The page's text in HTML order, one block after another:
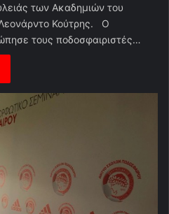
των Ακαδημιών του
Κούτρης. Ο
τους ποδοσφαιριστές…